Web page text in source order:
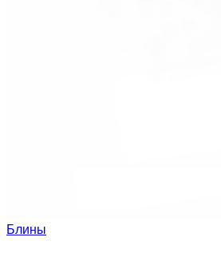
Блины